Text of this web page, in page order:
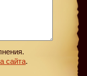
сайта.